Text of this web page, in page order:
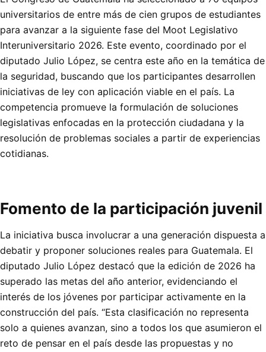
universitarios de entre más de cien grupos de estudiantes
para avanzar a la siguiente fase del Moot Legislativo
Interuniversitario 2026. Este evento, coordinado por el
diputado Julio López, se centra este año en la temática de
la seguridad, buscando que los participantes desarrollen
iniciativas de ley con aplicación viable en el país. La
competencia promueve la formulación de soluciones
legislativas enfocadas en la protección ciudadana y la
resolución de problemas sociales a partir de experiencias
cotidianas.
Fomento de la participación juvenil
La iniciativa busca involucrar a una generación dispuesta a
debatir y proponer soluciones reales para Guatemala. El
diputado Julio López destacó que la edición de 2026 ha
superado las metas del año anterior, evidenciando el
interés de los jóvenes por participar activamente en la
construcción del país. “Esta clasificación no representa
solo a quienes avanzan, sino a todos los que asumieron el
reto de pensar en el país desde las propuestas y no